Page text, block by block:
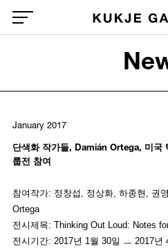
Skip to main content
Global Menu Open Button
January 2017
단색화 작가들, Damián Ortega, 미
룹전 참여
참여작가: 정창섭, 정상화, 하종현, 권
Ortega
전시제목: Thinking Out Loud: Notes
전시기간: 2017년 1월 30일 ㅡ 2017년